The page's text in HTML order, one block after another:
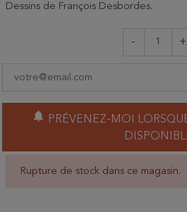
Dessins de François Desbordes.
- +
notifications
Rupture de stock dans ce magasin.